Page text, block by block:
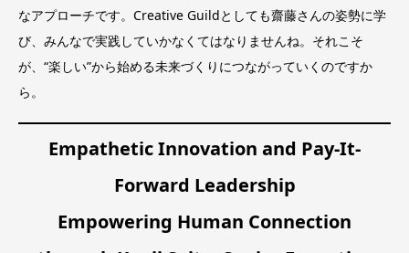
なアプローチです。Creative Guildとしても齋藤さんの姿勢に学
び、みんなで実践していかなくてはなりませんね。それこそ
が、“楽しい”から始める未来づくりにつながっていくのですか
ら。
Empathetic Innovation and Pay-It-
Forward Leadership
Empowering Human Connection